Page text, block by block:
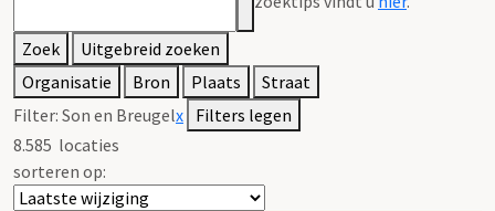
Zoek
Uitgebreid zoeken
Organisatie
Bron Plaats
Straat
Filter: Son en Breugelx Filters legen
8.585 locaties
sorteren op: